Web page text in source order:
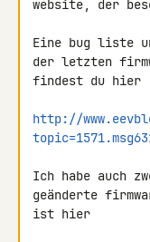
website, der
Eine bug liste
der letzten
findest du hier
http://
Ich habe auch
geänderte
ist hier